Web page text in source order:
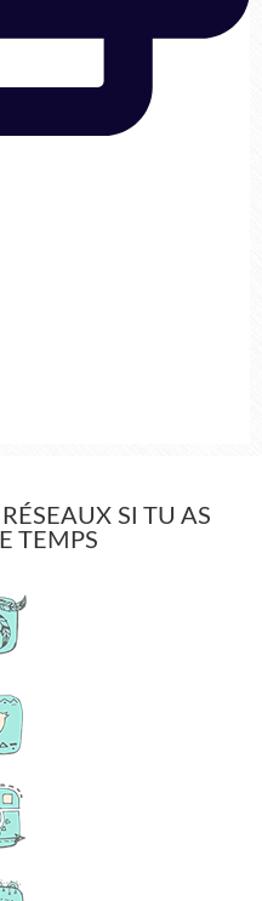
SI TU AS
TEMPS